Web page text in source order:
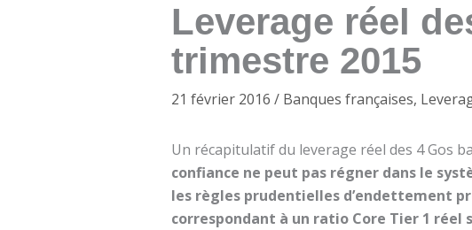
Leverage réel
trimestre 2015
21 février 2016 / Banques françaises,
Un récapitulatif du leverage réel des 4 Gos
confiance ne peut pas régner dans le
les règles prudentielles d’endettement
correspondant à un ratio Core Tier 1 réel